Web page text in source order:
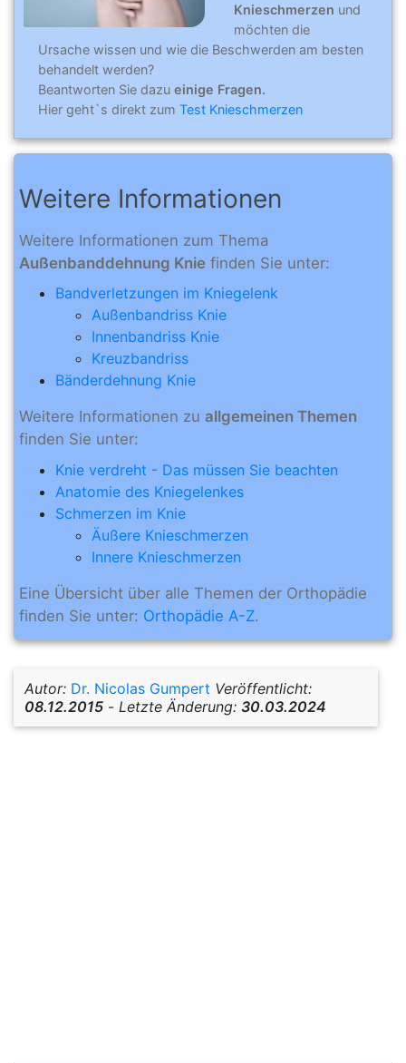
Knieschmerzen und
möchten die
Ursache wissen und wie die Beschwerden am besten
behandelt werden?
Beantworten Sie dazu einige Fragen.
Hier geht`s direkt zum Test Knieschmerzen
Weitere Informationen
Weitere Informationen zum Thema
Außenbanddehnung Knie finden Sie unter:
Bandverletzungen im Kniegelenk
Außenbandriss Knie
Innenbandriss Knie
Kreuzbandriss
Bänderdehnung Knie
Weitere Informationen zu allgemeinen Themen
finden Sie unter:
Knie verdreht - Das müssen Sie beachten
Anatomie des Kniegelenkes
Schmerzen im Knie
Äußere Knieschmerzen
Innere Knieschmerzen
Eine Übersicht über alle Themen der Orthopädie
finden Sie unter: Orthopädie A-Z.
Autor: Dr. Nicolas Gumpert Veröffentlicht:
08.12.2015 - Letzte Änderung: 30.03.2024